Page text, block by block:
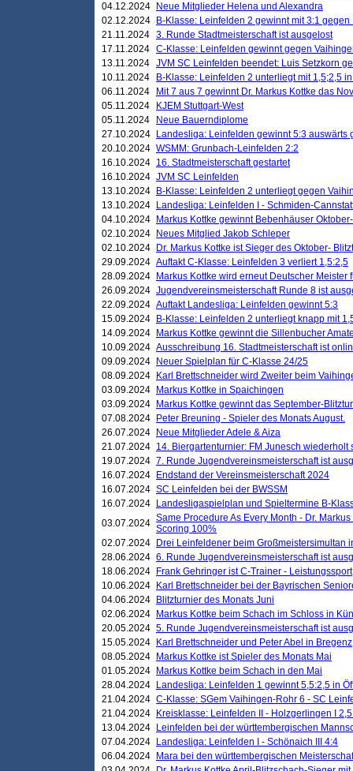
04.12.2024
Neue Mitglieder Helena und Alexandra
02.12.2024
B-Klasse: Leinfelden 2 gewinnt mit 3:1
21.11.2024 3. Runde Stadtmeisterschaft ist ausgelost
17.11.2024 C-Klasse: Leinfelden gewinnt gegen
13.11.2024 JVM SC Leinfelden beendet: Luis Setzkorn
10.11.2024
B-Klasse: Leinfelden 2 unterliegt mit 1,5;2,5
06.11.2024
Mit 7 aus 7 gewinnt Dr. Markus Kottke das
05.11.2024
KJEM Stuttgart-West
05.11.2024
Neue Bauerndiplome
27.10.2024
Landesliga: Leinfelden gewinnt 5:3 auswärts
20.10.2024 WSMM: Grunbach-Leinfelden 2:2
16.10.2024 16. Stadtmeisterschaft gestartet
16.10.2024 JVM SC Leinfelden
13.10.2024
B-Klasse: Leinfelden 2 unterliegt gegen
13.10.2024
Landesliga: Leinfelden I - Schmiden-
04.10.2024
Markus Kottke gewinnt Bebenhäuser
02.10.2024
Neues Mitglied Jakob Schleper
02.10.2024
Dr. Markus Kottke ist Sieger des Oktober-
29.09.2024 Auftakt C-Klasse: Leinfelden 3 verliert 1,5:2,5
28.09.2024
Markus Kottke wird erneut Deutscher Meister
26.09.2024 Jugendvereinsmeisterschaft Runde 8 ist
22.09.2024 Auftakt Landesliga: Leinfelden gewinnt 5:3
15.09.2024
B-Klasse: Leinfelden 2 unterliegt knapp mit
14.09.2024
Markus Kottke gewinnt die Sillenbucher
10.09.2024 Ausschreibung 16. Stadtmeisterschaft ist
09.09.2024
Neuer Spielplan für C-Klasse 24/25
08.09.2024
Karl Brettschneider wird Zweiter beim
03.09.2024
Markus Kottke in Spaichingen
03.09.2024
Markus Kottke gewinnt das September-
07.08.2024
Peter Breuning - Spieler des Monats August.
26.07.2024
Neue Mitglieder Adele & Aiza
21.07.2024 14. Biergartenturnier: FM Junesch wiederholt
19.07.2024 7. Runde Jugendvereinsmeisterschaft ist
16.07.2024
Endstand der Vereinsmeisterschaft 2024
16.07.2024 SC Leinfelden bei der BWSSM
16.07.2024
Landesligaspielplan und Spieltermine B-
03.07.2024 Same Procedure As Every Month - Dr.
Scoring 100%
02.07.2024
Drei Leinfeldener beim Großmeistersimultan
28.06.2024 6. Runde Jugendvereinsmeisterschaft ist
18.06.2024
Frank Gehringer ist C-Trainer - Leistungssport
10.06.2024
Karl Brettschneider bei der Bayrischen
04.06.2024
Blitzturnier des Monats Juni
02.06.2024
Markus Kottke beim Schach im Schloss in
20.05.2024 5. Runde Jugendvereinsmeisterschaft ist
15.05.2024
Karl Brettschneider und Peter Abel in Bregenz
08.05.2024
Markus Kottke ist Spieler des Monats Mai
01.05.2024
Markus Kottke beim Schach in den Mai
28.04.2024
Landesliga: Leinfelden 1 gewinnt 5,5:2,5 in
21.04.2024 C-Klasse: SGem Vaihingen-Rohr 6 - SC
21.04.2024
Kreisklasse: Leinfelden II - Holzgerlingen I
13.04.2024
Leinfelden bei der württembergischen
07.04.2024
Landesliga: Leinfelden I - Schönaich III 4:4
06.04.2024
Mara bei den württembergischen